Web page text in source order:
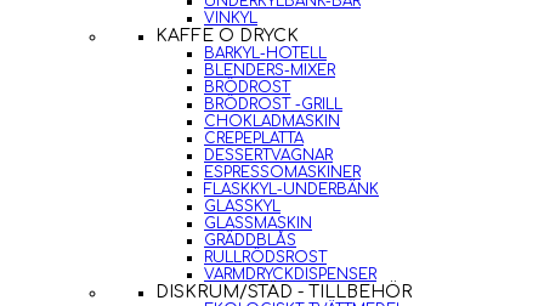
VINKYL
KAFFE O DRYCK
BARKYL-HOTELL
BLENDERS-MIXER
BRÖDROST
BRÖDROST -GRILL
CHOKLADMASKIN
CREPEPLATTA
DESSERTVAGNAR
ESPRESSOMASKINER
FLASKKYL-UNDERBÄNK
GLASSKYL
GLASSMASKIN
GRÄDDBLÅS
RULLRÖDSROST
VARMDRYCKDISPENSER
DISKRUM/STÄD - TILLBEHÖR